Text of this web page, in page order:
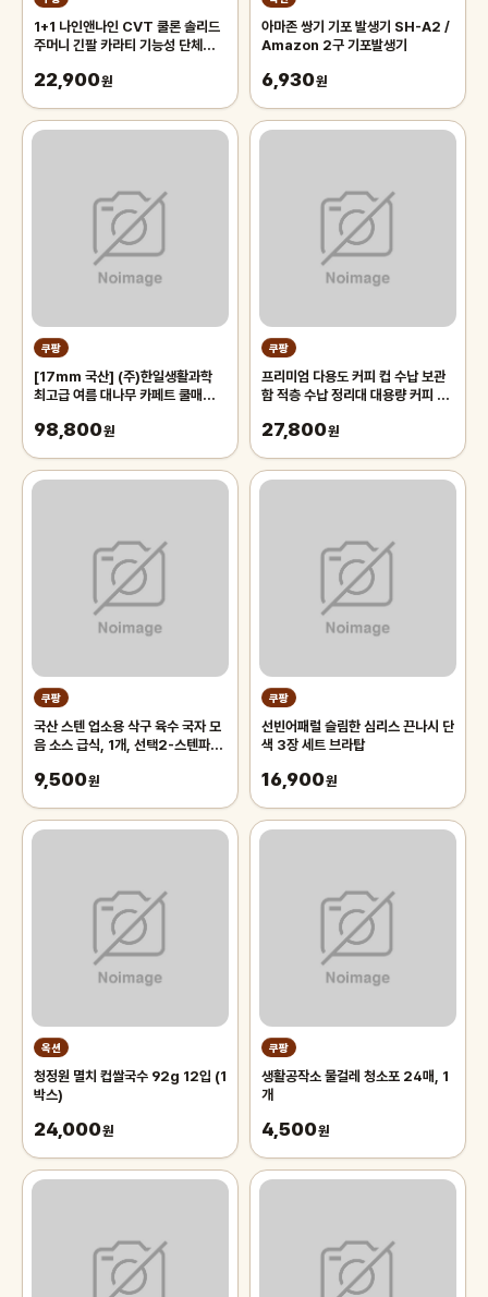
1+1 나인앤나인 CVT 쿨론 솔리드
주머니 긴팔 카라티 기능성 단체복
22,900원
아마존 쌍기 기포 발생기 SH-A2 /
Amazon 2구 기포발생기
6,930원
쿠팡
[17mm 국산] (주)한일생활과학
최고급 여름 대나무 카페트 쿨매트
침대 장판 자리_두꺼운 폭신한 튼튼
98,800원
쿠팡
프리미엄 다용도 커피 컵 수납 보관
함 적층 수납 정리대 대용량 커피 트
27,800원
쿠팡
국산 스텐 업소용 삭구 육수 국자 모
음 소스 급식, 1개, 선택2-스텐파란
9,500원
쿠팡
선빈어패럴 슬림한 심리스 끈나시 단
색 3장 세트 브라탑
16,900원
옥션
청정원 멸치 컵쌀국수 92g 12입 (1
박스)
24,000원
쿠팡
생활공작소 물걸레 청소포 24매, 1
개
4,500원